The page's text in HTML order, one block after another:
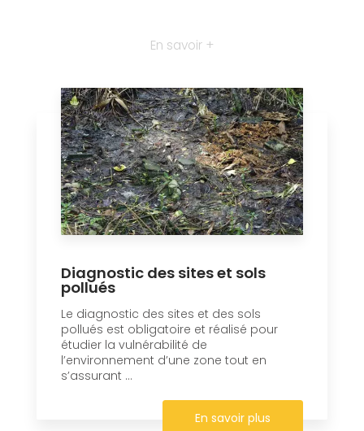
En savoir +
Diagnostic des sites et sols
pollués
Le diagnostic des sites et des sols
pollués est obligatoire et réalisé pour
étudier la vulnérabilité de
l’environnement d’une zone tout en
s’assurant ...
En savoir plus